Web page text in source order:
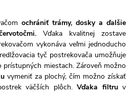
ochrániť trámy, dosky a ďalšie
Vďaka kvalitnej zostave
vykonáva veľmi jednoducho
tyč postrekovača umožňuje
miestach. Zároveň možno
vymeniť za plochý, čím možno získať
väčších plôch. Vďaka filtruv